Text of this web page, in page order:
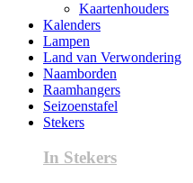
Kaartenhouders
Kalenders
Lampen
Land van Verwondering
Naamborden
Raamhangers
Seizoenstafel
Stekers
In Stekers